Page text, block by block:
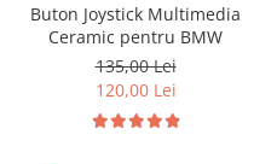
Buton Joystick Multimedia
Ceramic pentru BMW
135,00 Lei
120,00 Lei